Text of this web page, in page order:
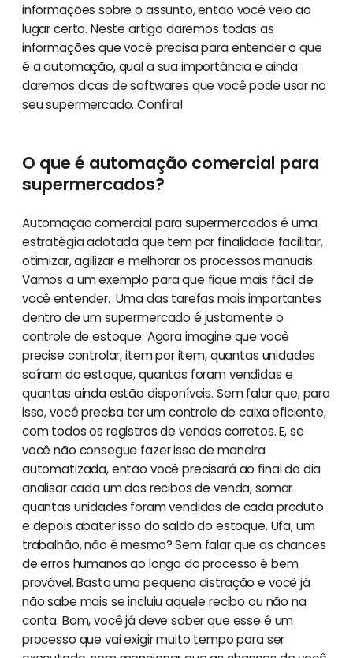
informações sobre o assunto, então você veio ao
lugar certo. Neste artigo daremos todas as
informações que você precisa para entender o que
é a automação, qual a sua importância e ainda
daremos dicas de softwares que você pode usar no
seu supermercado. Confira!
O que é automação comercial para
supermercados?
Automação comercial para supermercados é uma
estratégia adotada que tem por finalidade facilitar,
otimizar, agilizar e melhorar os processos manuais.
Vamos a um exemplo para que fique mais fácil de
você entender. Uma das tarefas mais importantes
dentro de um supermercado é justamente o
controle de estoque. Agora imagine que você
precise controlar, item por item, quantas unidades
saíram do estoque, quantas foram vendidas e
quantas ainda estão disponíveis. Sem falar que, para
isso, você precisa ter um controle de caixa eficiente,
com todos os registros de vendas corretos. E, se
você não consegue fazer isso de maneira
automatizada, então você precisará ao final do dia
analisar cada um dos recibos de venda, somar
quantas unidades foram vendidas de cada produto
e depois abater isso do saldo do estoque. Ufa, um
trabalhão, não é mesmo? Sem falar que as chances
de erros humanos ao longo do processo é bem
provável. Basta uma pequena distração e você já
não sabe mais se incluiu aquele recibo ou não na
conta. Bom, você já deve saber que esse é um
processo que vai exigir muito tempo para ser